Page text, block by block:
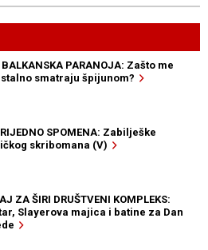
BALKANSKA PARANOJA: Zašto me
smatraju špijunom?
SPOMENA: Zabilješke
skribomana (V)
ZA ŠIRI DRUŠTVENI KOMPLEKS:
Slayerova majica i batine za Dan